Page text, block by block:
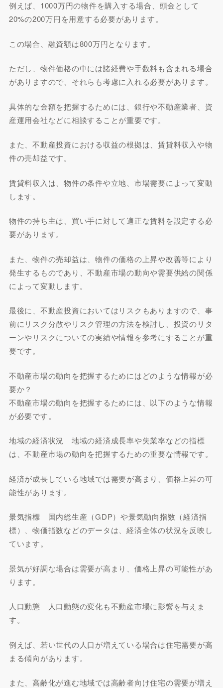
例えば、1000万円の物件を購入する場合、頭金として
20%の200万円を用意する必要があります。
この場合、融資額は800万円となります。
ただし、物件価格の中には諸経費や手数料も含まれる場合
がありますので、それらも考慮に入れる必要があります。
具体的な金額を把握するためには、銀行や不動産業者、資
産運用会社などに相談することが重要です。
また、不動産投資における収益の根拠は、賃貸料収入や物
件の売却益です。
賃貸料収入は、物件の条件や立地、市場需要によって変動
します。
物件の持ち主は、買い手に対して適正な賃料を設定する必
要があります。
また、物件の売却益は、物件の価格の上昇や改善等により
発生するものであり、不動産市場の動向や需要供給の関係
によって変動します。
最後に、不動産投資においてはリスクもありますので、事
前にリスク分散やリスク管理の方法を検討し、投資のリタ
ーンやリスクについての実績や情報を参考にすることが重
要です。
不動産市場の動向を把握するためにはどのような情報が必
要か？
不動産市場の動向を把握するためには、以下のような情報
が必要です。
地域の経済状況 地域の経済成長率や失業率などの指標
は、不動産市場の動向を把握するための重要な情報です。
経済が成長している地域では需要が高まり、価格上昇の可
能性があります。
景気指標 国内総生産（GDP）や景気動向指数（経済指
標）、物価指数などのデータは、経済全体の状況を反映し
ています。
景気が好調な場合は需要が高まり、価格上昇の可能性があ
ります。
人口動態 人口動態の変化も不動産市場に影響を与えま
す。
例えば、若い世代の人口が増えている場合は住宅需要が高
まる傾向があります。
また、高齢化が進む地域では高齢者向け住宅の需要が増え